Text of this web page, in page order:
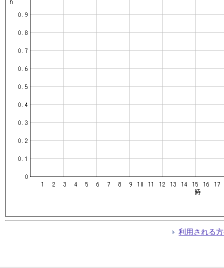
利用される